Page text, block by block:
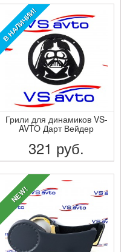
ПОДРОБНЕЕ
В НАЛИЧИИ!
Грили для динамиков VS-
AVTO Дарт Вейдер
321 руб.
ПОДРОБНЕЕ
NEW!